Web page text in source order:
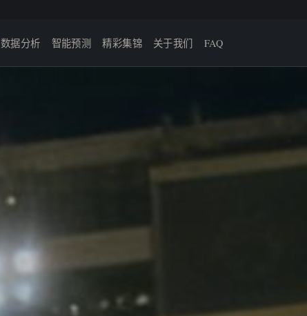
数据分析 智能预测 精彩集锦 关于我们 FAQ